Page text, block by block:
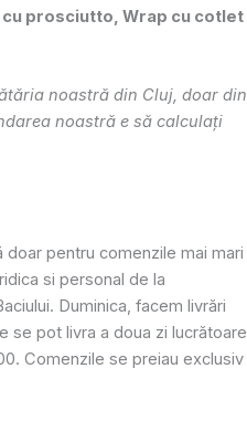
prosciutto, Wrap cu cotlet
noastră din Cluj, doar din
noastră e să calculaţi
pentru comenzile mai mari
si personal de la
Duminica, facem livrări
se pot livra a doua zi lucrătoare
Comenzile se preiau exclusiv